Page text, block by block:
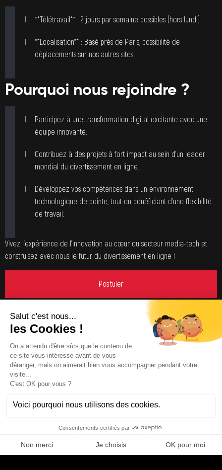
**Télétravail** : 2 jours par semaine possibles (hors lundi).
**Localisation** : Basé près de Paris, possibilité de
déplacements sur nos autres sites.
Pourquoi nous rejoindre ?
Participez à une transformation digital excitante avec une
équipe innovante.
Contribuez à des projets à fort impact au sein d’un leader
mondial du divertissement en ligne.
Développez vos compétences dans un environnement
technologique de pointe, tout en bénéficiant d’une flexibilité
de travail.
Vivez l’expérience de l’innovation au cœur du secteur media-tech et
construisez avec nous le futur du divertissement en ligne !
Postuler
Partager
FIEL APPLICATION ENGINEER